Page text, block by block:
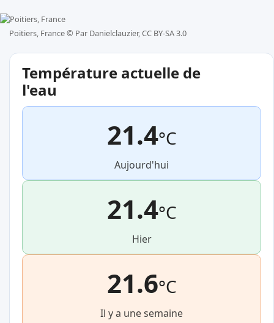
Poitiers, France © Par Danielclauzier, CC BY-SA 3.0
Température actuelle de
l'eau
21.4°C
Aujourd'hui
21.4°C
Hier
21.6°C
Il y a une semaine